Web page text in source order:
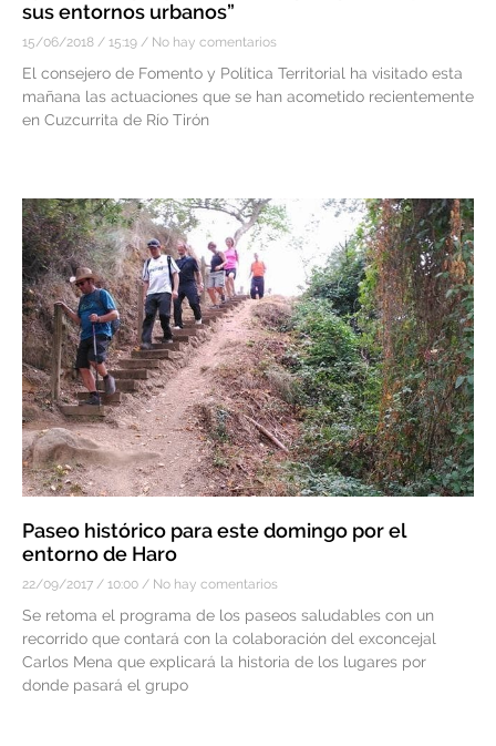
sus entornos urbanos”
15/06/2018 15:19 No hay comentarios
El consejero de Fomento y Política Territorial ha visitado esta
mañana las actuaciones que se han acometido recientemente
en Cuzcurrita de Río Tirón
Paseo histórico para este domingo por el
entorno de Haro
22/09/2017 10:00 No hay comentarios
Se retoma el programa de los paseos saludables con un
recorrido que contará con la colaboración del exconcejal
Carlos Mena que explicará la historia de los lugares por
donde pasará el grupo